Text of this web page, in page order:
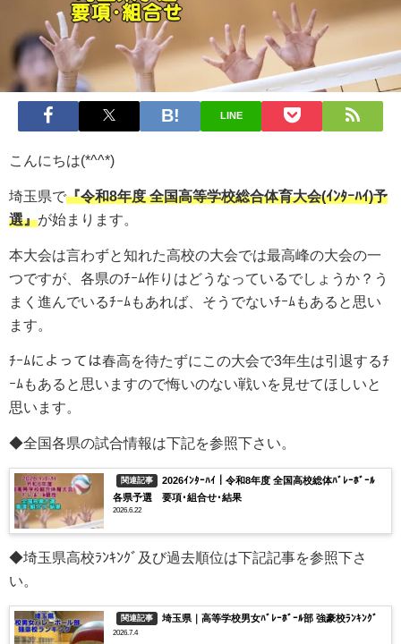
LINE
こんにちは(*^^*)
埼玉県で『令和8年度全国高等学校総合体育大会(ｲﾝﾀｰﾊｲ)予
選』が始まります。
本大会は言わずと知れた高校の大会では最高峰の大会の一
つですが、各県のﾁｰﾑ作りはどうなっているでしょうか？う
まく進んでいるﾁｰﾑもあれば、そうでないﾁｰﾑもあると思い
ます。
ﾁｰﾑによっては春高を待たずにこの大会で3年生は引退するﾁ
ｰﾑもあると思いますので悔いのない戦いを見せてほしいと
思います。
◆全国各県の試合情報は下記を参照下さい。
関連記事
2026ｲﾝﾀｰﾊｲ｜令和8年度 全国高校総体ﾊﾞﾚｰﾎﾞｰﾙ
各県予選 要項･組合せ･結果
2026.6.22
◆埼玉県高校ﾗﾝｷﾝｸﾞ及び過去順位は下記記事を参照下さ
い。
関連記事 埼玉県｜高等学校男女ﾊﾞﾚｰﾎﾞｰﾙ部 強豪校ﾗﾝｷﾝｸﾞ
2026.7.4